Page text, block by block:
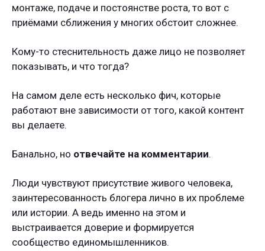
монтаже, подаче и постоянстве роста, то вот с
приёмами сближения у многих обстоит сложнее.
Кому-то стеснительность даже лицо не позволяет
показывать, и что тогда?
На самом деле есть несколько фич, которые
работают вне зависимости от того, какой контент
вы делаете.
Банально, но отвечайте на комментарии.
Люди чувствуют присутствие живого человека,
заинтересованность блогера лично в их проблеме
или истории. А ведь именно на этом и
выстраивается доверие и формируется
сообщество единомышленников.